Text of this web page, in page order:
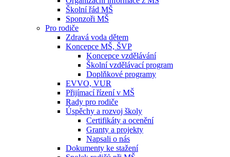
Školní řád MŠ
Sponzoři MŠ
Pro rodiče
Zdravá voda dětem
Koncepce MŠ, ŠVP
Koncepce vzdělávání
Školní vzdělávací program
Doplňkové programy
EVVO, VUR
Přijímací řízení v MŠ
Rady pro rodiče
Úspěchy a rozvoj školy
Certifikáty a ocenění
Granty a projekty
Napsali o nás
Dokumenty ke stažení